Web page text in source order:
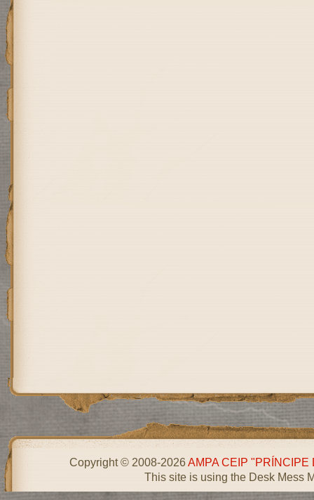
Copyright © 2008-2026AMPA CEIP "PRÍNCIPE
This site is using the Desk Mess